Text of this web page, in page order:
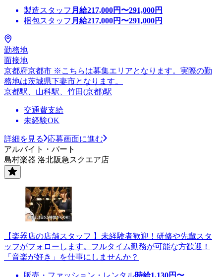
製造スタッフ 月給217,000円〜291,000円
梱包スタッフ 月給217,000円〜291,000円
勤務地
面接地
京都府京都市 ※こちらは募集エリアとなります。実際の勤
務地は茨城県下妻市となります。
京都駅、山科駅、竹田(京都)駅
交通費支給
未経験OK
詳細を見る
応募画面に進む
アルバイト・パート
島村楽器 洛北阪急スクエア店
【楽器店の店舗スタッフ 】未経験者歓迎！研修や先輩スタ
ッフがフォローします。フルタイム勤務が可能な方歓迎！
「音楽が好き」を仕事にしませんか？
販売・ファッション・レンタル時給1,130円〜